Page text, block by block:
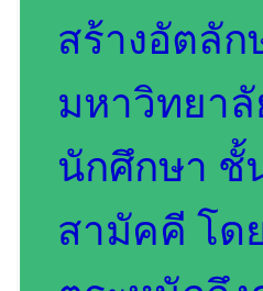
สร้างอัตลั
มหาวิทยาลั
นักศึกษา ชั้
สามัคคี โด